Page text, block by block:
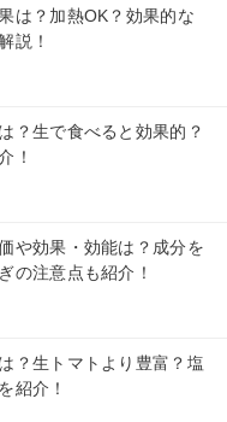
は？加熱OK？効果的な
説！
？生で食べると効果的？
！
や効果・効能は？成分を
の注意点も紹介！
？生トマトより豊富？塩
紹介！